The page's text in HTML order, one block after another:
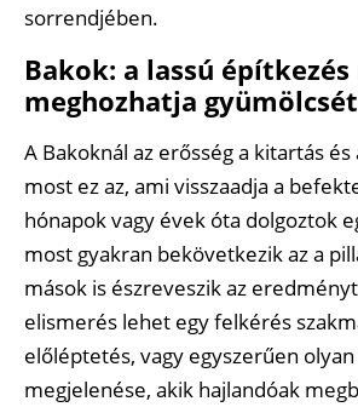
sorrendjében.
Bakok: a lassú
meghozhatja gyümölcsét
A Bakoknál az erősség a kitartás
most ez az, ami visszaadja a
hónapok vagy évek óta dolgoztok
most gyakran bekövetkezik az a
mások is észreveszik az
elismerés lehet egy felkérés
előléptetés, vagy egyszerűen
megjelenése, akik hajlandóak